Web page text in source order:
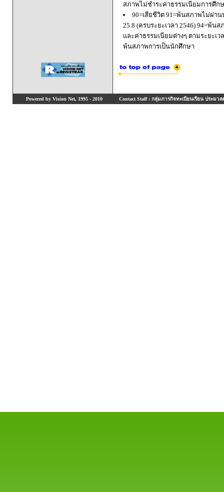
สภาพไม่ชำระค่าธรรมเนียมการศึก
90=เสียชีวิต 91=พ้นสภาพไม่ผ่า
25.8 (ครบระยะเวลา 2546) 94=พ้
และค่าธรรมเนียมต่างๆ ตามระยะเ
พ้นสภาพการเป็นนักศึกษา
Powered by Vision Net, 1995 - 2010 Contact Staff : กลุ่มภารกิจทะเบียนเรียน ประมวล